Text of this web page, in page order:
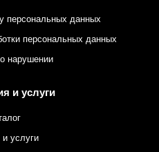
персональных данных
персональных данных
нарушении
и услуги
услуги